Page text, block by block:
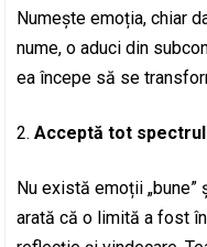
Numește emoția, chiar
nume, o aduci din
ea începe să se
Acceptă tot
Nu există emoții „bune”
arată că o limită a fost